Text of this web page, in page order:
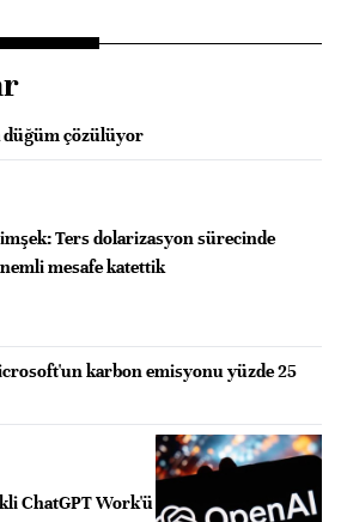
düğüm çözülüyor
Ters dolarizasyon sürecinde
mesafe katettik
karbon emisyonu yüzde 25
ChatGPT Work'ü